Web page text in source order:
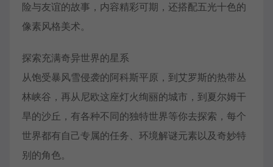
险与友谊的故事，内容精彩可期，还搭配五光十色的
像素风格美术。
探索充满奇异世界的星系
从饱受暴风雪侵袭的阿科斯平原，到艾罗斯的热带丛
林峡谷，再从尼欧这座灯火绚丽的城市，到夏尔姆干
旱的沙丘，有各种不同的独特世界等你去探索，每个
世界都有自己专属的任务、环境解谜元素以及奇妙特
别的角色。